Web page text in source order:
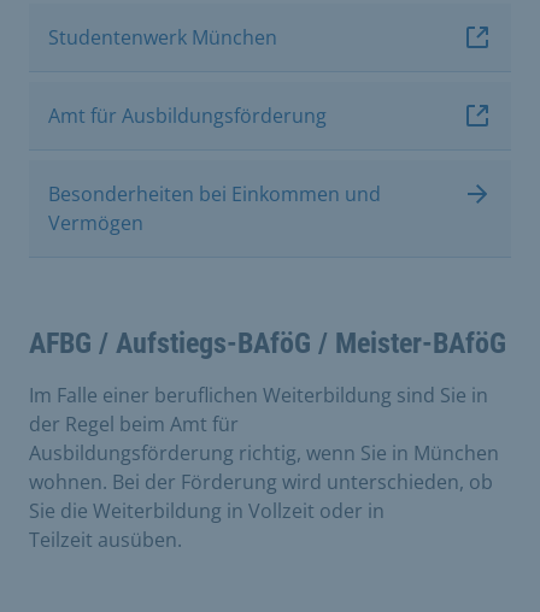
Studentenwerk München
Amt für Ausbildungsförderung
Besonderheiten bei Einkommen und
Vermögen
AFBG / Aufstiegs-BAföG / Meister-BAföG
Im Falle einer beruflichen Weiterbildung sind Sie in
der Regel beim Amt für
Ausbildungsförderung richtig, wenn Sie in München
wohnen. Bei der Förderung wird unterschieden, ob
Sie die Weiterbildung in Vollzeit oder in
Teilzeit ausüben.